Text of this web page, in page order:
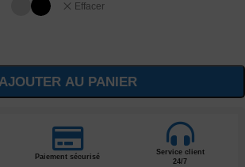
Effacer
AJOUTER AU PANIER
Paiement sécurisé
Service client
24/7